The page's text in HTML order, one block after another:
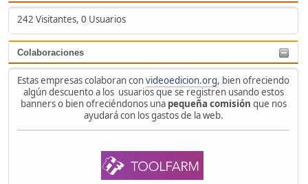
242 Visitantes, 0 Usuarios
Colaboraciones
Estas empresas colaboran convideoedicion.org, bien ofreciendo
algún descuento a los usuarios que se registren usando estos
banners o bien ofreciéndonos una pequeña comisión que nos
ayudará con los gastos de la web.